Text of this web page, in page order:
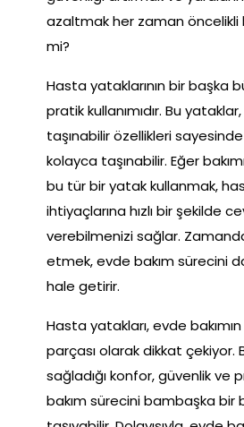
azaltmak her zaman öncelikli
mi?
Hasta yataklarının bir başka
pratik kullanımıdır. Bu
taşınabilir özellikleri
kolayca taşınabilir. Eğer
bu tür bir yatak kullanmak,
ihtiyaçlarına hızlı bir şekilde
verebilmenizi sağlar.
etmek, evde bakım sürecini
hale getirir.
Hasta yatakları, evde
parçası olarak dikkat çekiyor.
sağladığı konfor, güvenlik ve
bakım sürecini bambaşka bir